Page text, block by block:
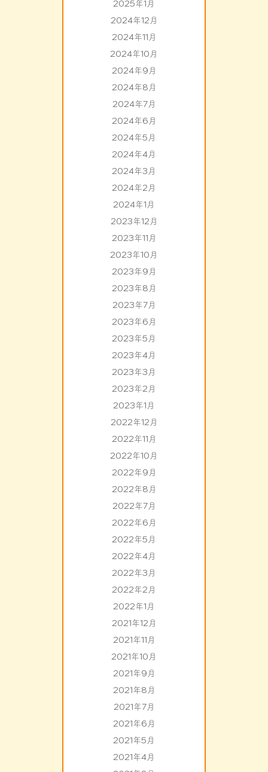
2025年1月
2024年12月
2024年11月
2024年10月
2024年9月
2024年8月
2024年7月
2024年6月
2024年5月
2024年4月
2024年3月
2024年2月
2024年1月
2023年12月
2023年11月
2023年10月
2023年9月
2023年8月
2023年7月
2023年6月
2023年5月
2023年4月
2023年3月
2023年2月
2023年1月
2022年12月
2022年11月
2022年10月
2022年9月
2022年8月
2022年7月
2022年6月
2022年5月
2022年4月
2022年3月
2022年2月
2022年1月
2021年12月
2021年11月
2021年10月
2021年9月
2021年8月
2021年7月
2021年6月
2021年5月
2021年4月